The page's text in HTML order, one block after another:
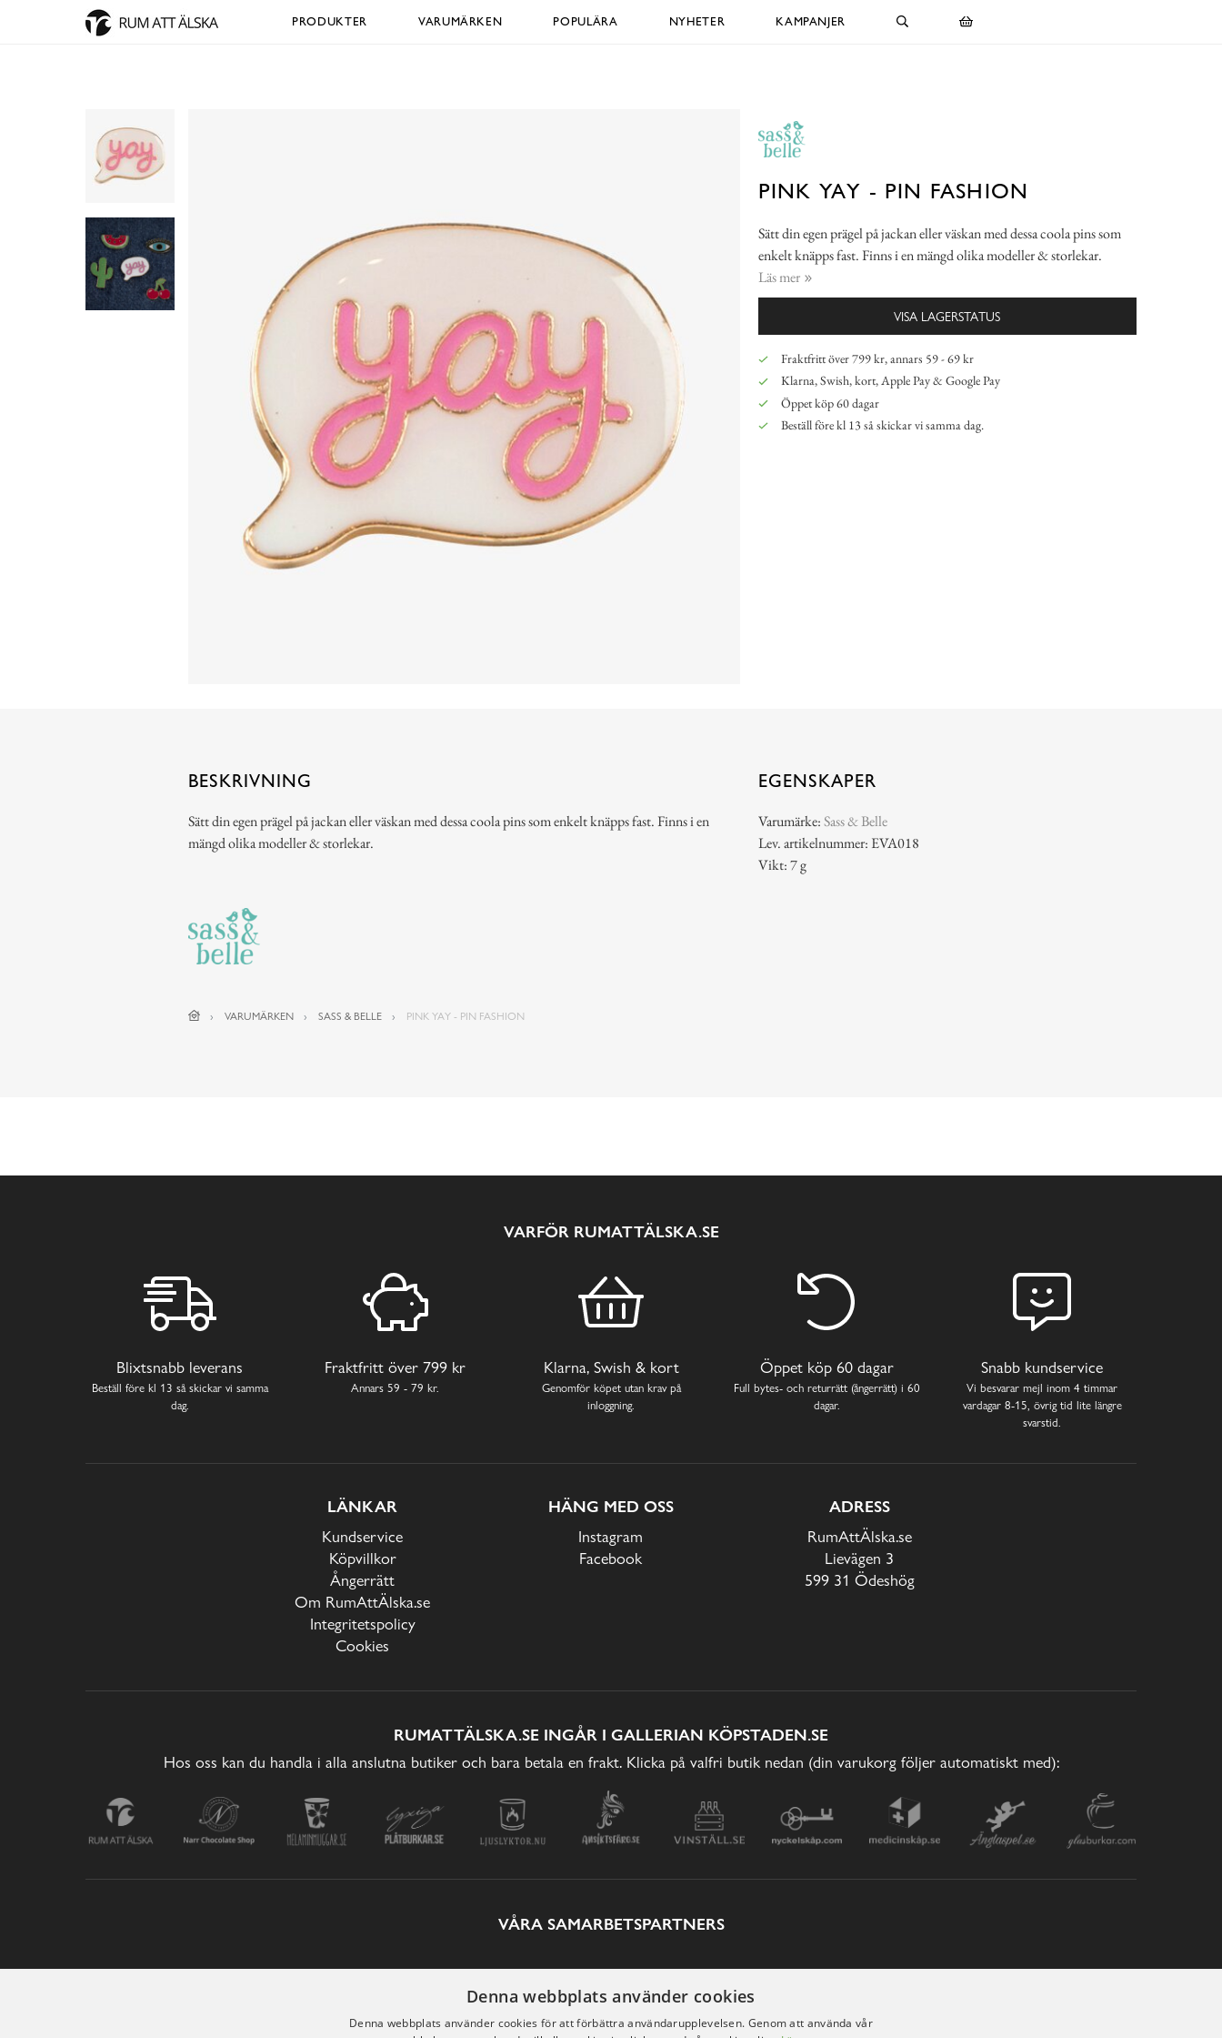
PRODUKTER VARUMÄRKEN POPULÄRA NYHETER KAMPANJER
PINK YAY - PIN FASHION
Sätt din egen prägel på jackan eller väskan med dessa coola pins som
enkelt knäpps fast. Finns i en mängd olika modeller & storlekar.
Läs mer
VISA LAGERSTATUS
Fraktfritt över 799 kr, annars 59 - 69 kr
Klarna, Swish, kort, Apple Pay & Google Pay
Öppet köp 60 dagar
Beställ före kl 13 så skickar vi samma dag.
BESKRIVNING
Sätt din egen prägel på jackan eller väskan med dessa coola pins som enkelt knäpps fast. Finns i en
mängd olika modeller & storlekar.
EGENSKAPER
Varumärke:Sass & Belle
Lev. artikelnummer: EVA018
Vikt: 7 g
VARUMÄRKEN SASS & BELLE PINK YAY - PIN FASHION
VARFÖR RUMATTÄLSKA.SE
Blixtsnabb leverans
Beställ före kl 13 så skickar vi samma
dag.
Fraktfritt över 799 kr
Annars 59 - 79 kr.
Klarna, Swish & kort
Genomför köpet utan krav på
inloggning.
Öppet köp 60 dagar
Full bytes- och returrätt (ångerrätt) i 60
dagar.
Snabb kundservice
Vi besvarar mejl inom 4 timmar
vardagar 8-15, övrig tid lite längre
svarstid.
LÄNKAR
Kundservice
Köpvillkor
Ångerrätt
Om RumAttÄlska.se
Integritetspolicy
Cookies
HÄNG MED OSS
Instagram
Facebook
ADRESS
RumAttÄlska.se
Lievägen 3
599 31 Ödeshög
RUMATTÄLSKA.SE INGÅR I GALLERIAN KÖPSTADEN.SE
Hos oss kan du handla i alla anslutna butiker och bara betala en frakt. Klicka på valfri butik nedan (din varukorg följer automatiskt med):
VÅRA SAMARBETSPARTNERS
Denna webbplats använder cookies
Denna webbplats använder cookies för att förbättra användarupplevelsen. Genom att använda vår